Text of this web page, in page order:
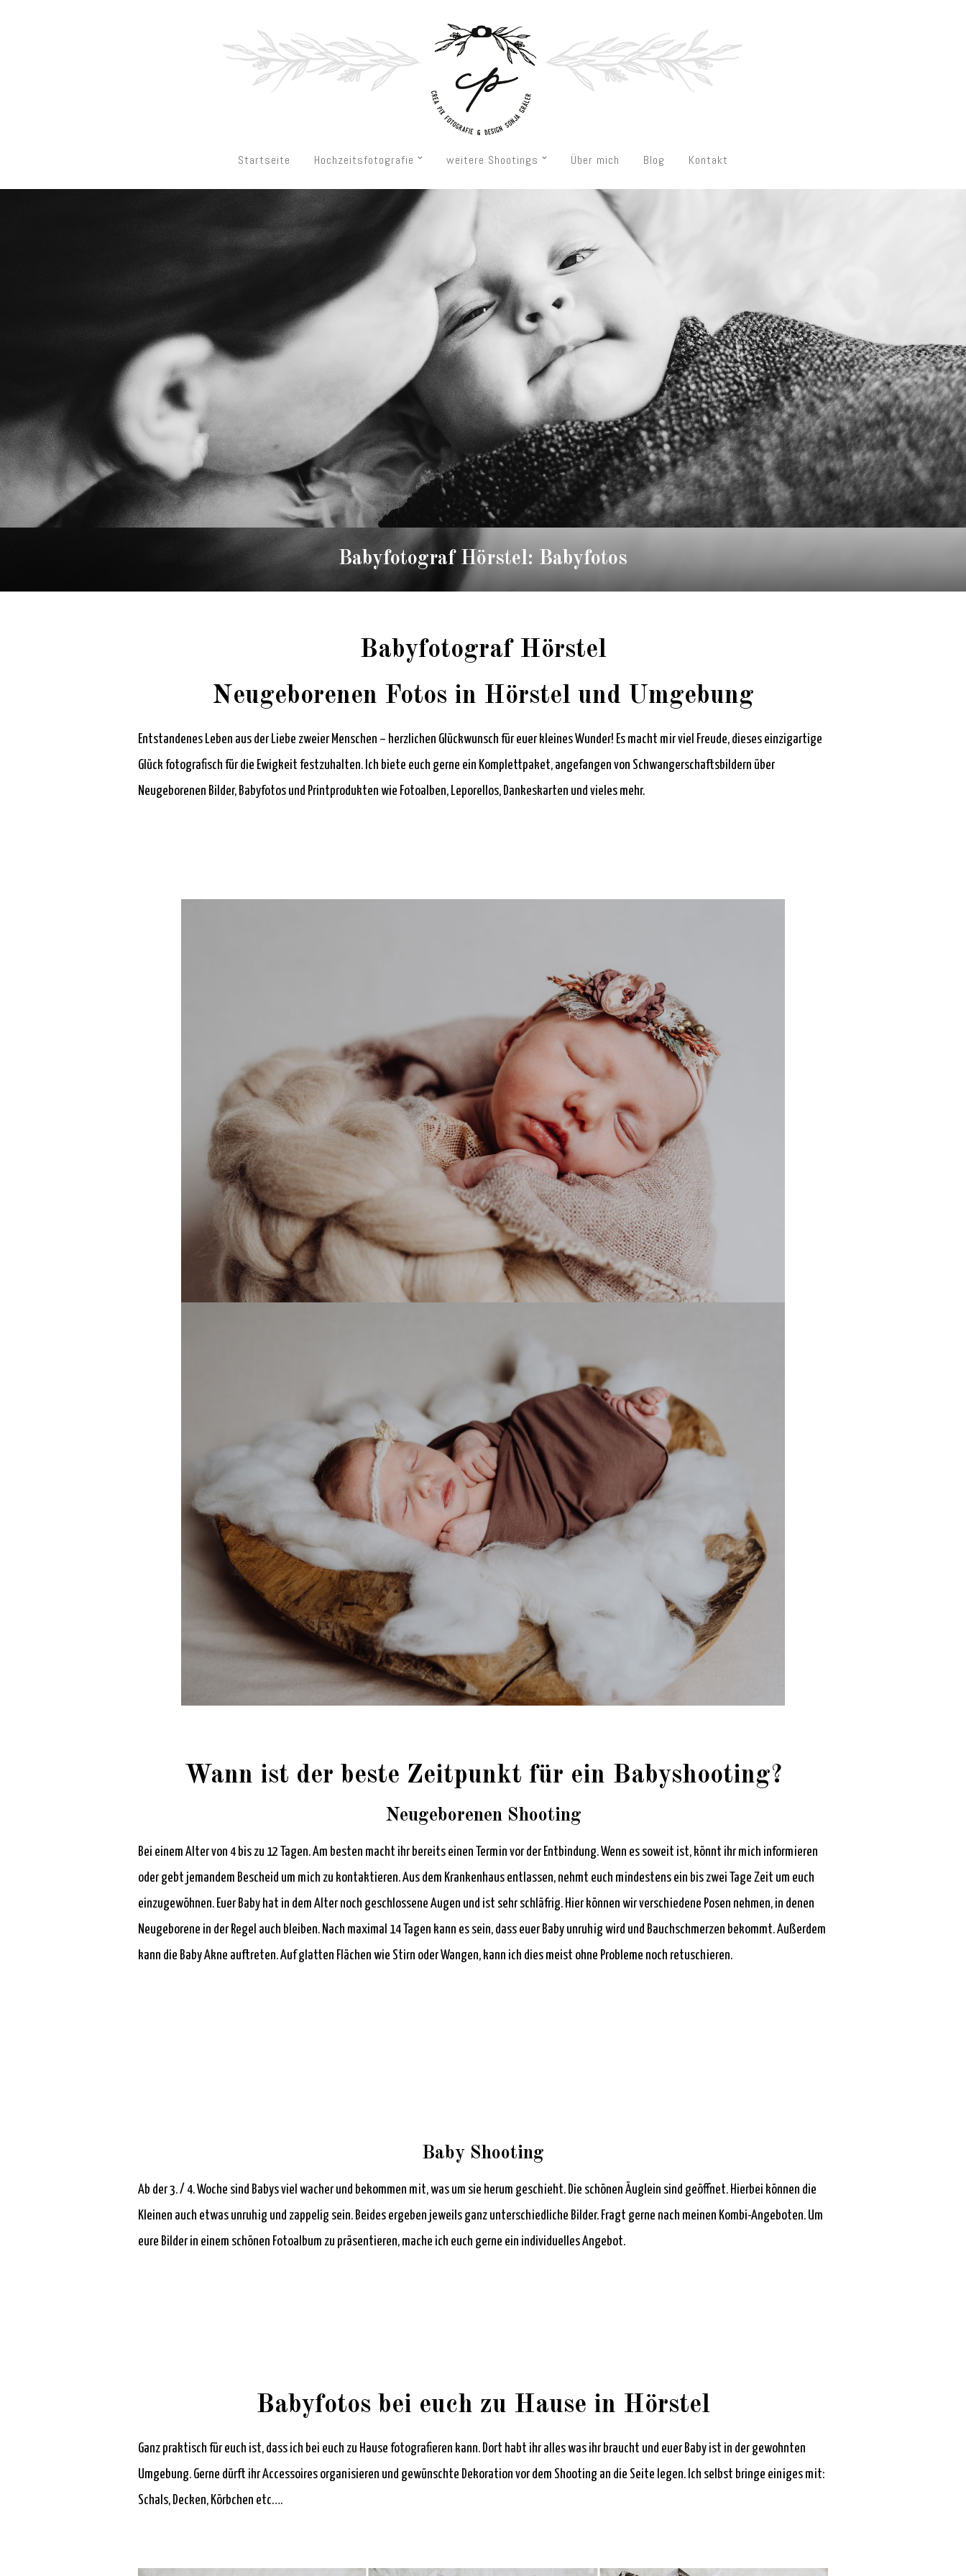
Startseite Hochzeitsfotografie weitere Shootings Über mich Blog Kontakt
Babyfotograf Hörstel: Babyfotos
Babyfotograf Hörstel
Neugeborenen Fotos in Hörstel und Umgebung
Entstandenes Leben aus der Liebe zweier Menschen – herzlichen Glückwunsch für euer kleines Wunder! Es macht mir viel Freude, dieses einzigartige
Glück fotografisch für die Ewigkeit festzuhalten. Ich biete euch gerne ein Komplettpaket, angefangen von Schwangerschaftsbildern über
Neugeborenen Bilder, Babyfotos und Printprodukten wie Fotoalben, Leporellos, Dankeskarten und vieles mehr.
Wann ist der beste Zeitpunkt für ein Babyshooting?
Neugeborenen Shooting
Bei einem Alter von 4 bis zu 12 Tagen. Am besten macht ihr bereits einen Termin vor der Entbindung. Wenn es soweit ist, könnt ihr mich informieren
oder gebt jemandem Bescheid um mich zu kontaktieren. Aus dem Krankenhaus entlassen, nehmt euch mindestens ein bis zwei Tage Zeit um euch
einzugewöhnen. Euer Baby hat in dem Alter noch geschlossene Augen und ist sehr schläfrig. Hier können wir verschiedene Posen nehmen, in denen
Neugeborene in der Regel auch bleiben. Nach maximal 14 Tagen kann es sein, dass euer Baby unruhig wird und Bauchschmerzen bekommt. Außerdem
kann die Baby Akne auftreten. Auf glatten Flächen wie Stirn oder Wangen, kann ich dies meist ohne Probleme noch retuschieren.
Baby Shooting
Ab der 3. / 4. Woche sind Babys viel wacher und bekommen mit, was um sie herum geschieht. Die schönen Äuglein sind geöffnet. Hierbei können die
Kleinen auch etwas unruhig und zappelig sein. Beides ergeben jeweils ganz unterschiedliche Bilder. Fragt gerne nach meinen Kombi-Angeboten. Um
eure Bilder in einem schönen Fotoalbum zu präsentieren, mache ich euch gerne ein individuelles Angebot.
Babyfotos bei euch zu Hause in Hörstel
Ganz praktisch für euch ist, dass ich bei euch zu Hause fotografieren kann. Dort habt ihr alles was ihr braucht und euer Baby ist in der gewohnten
Umgebung. Gerne dürft ihr Accessoires organisieren und gewünschte Dekoration vor dem Shooting an die Seite legen. Ich selbst bringe einiges mit:
Schals, Decken, Körbchen etc….